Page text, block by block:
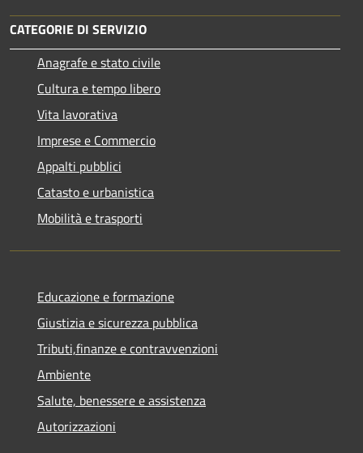
CATEGORIE DI SERVIZIO
Anagrafe e stato civile
Cultura e tempo libero
Vita lavorativa
Imprese e Commercio
Appalti pubblici
Catasto e urbanistica
Mobilità e trasporti
Educazione e formazione
Giustizia e sicurezza pubblica
Tributi,finanze e contravvenzioni
Ambiente
Salute, benessere e assistenza
Autorizzazioni